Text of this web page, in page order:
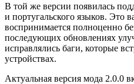
В той же версии появилась
и португальского языков. Это
воспринимается полноценно
последующих обновлениях
исправлялись баги, которые
устройствах.
Актуальная версия мода 2.0.0